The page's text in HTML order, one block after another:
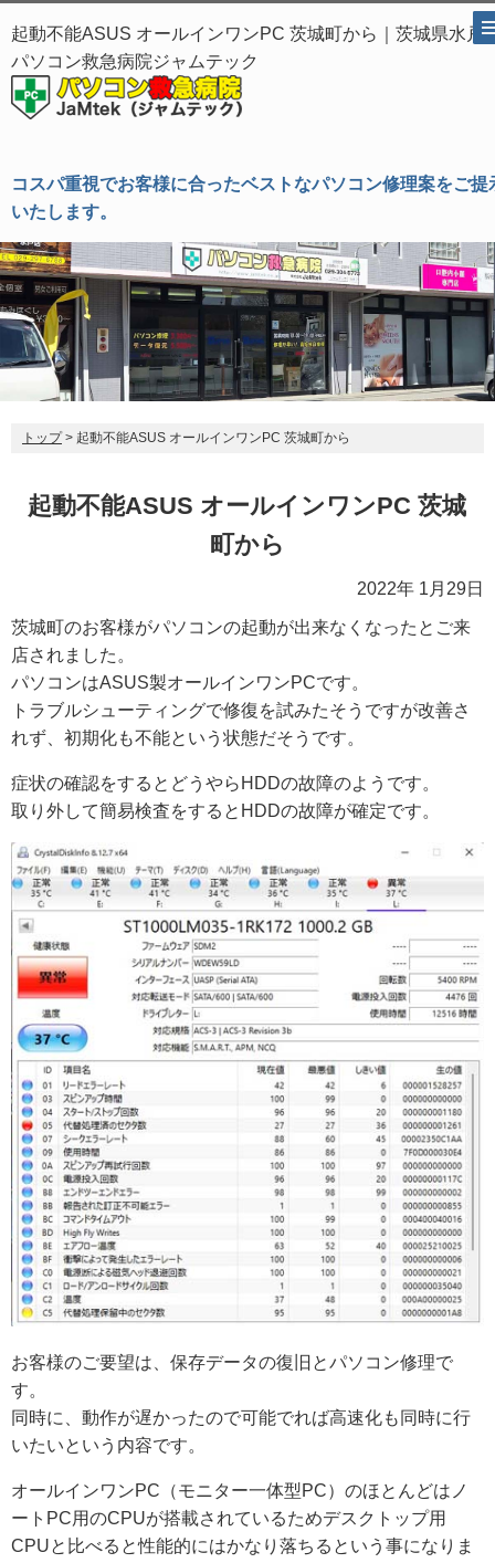
起動不能ASUS オールインワンPC 茨城町から｜茨城県水戸
パソコン救急病院ジャムテック
コスパ重視でお客様に合ったベストなパソコン修理案をご提
いたします。
トップ> 起動不能ASUS オールインワンPC 茨城町から
起動不能ASUS オールインワンPC 茨城
町から
2022年 1月29日
茨城町のお客様がパソコンの起動が出来なくなったとご来
店されました。
パソコンはASUS製オールインワンPCです。
トラブルシューティングで修復を試みたそうですが改善さ
れず、初期化も不能という状態だそうです。
症状の確認をするとどうやらHDDの故障のようです。
取り外して簡易検査をするとHDDの故障が確定です。
お客様のご要望は、保存データの復旧とパソコン修理で
す。
同時に、動作が遅かったので可能でれば高速化も同時に行
いたいという内容です。
オールインワンPC（モニター一体型PC）のほとんどはノ
ートPC用のCPUが搭載されているためデスクトップ用
CPUと比べると性能的にはかなり落ちるという事になりま